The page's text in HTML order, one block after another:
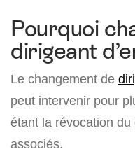
Pourquoi
dirigeant
Le changement de
peut intervenir pour
étant la révocation
associés.